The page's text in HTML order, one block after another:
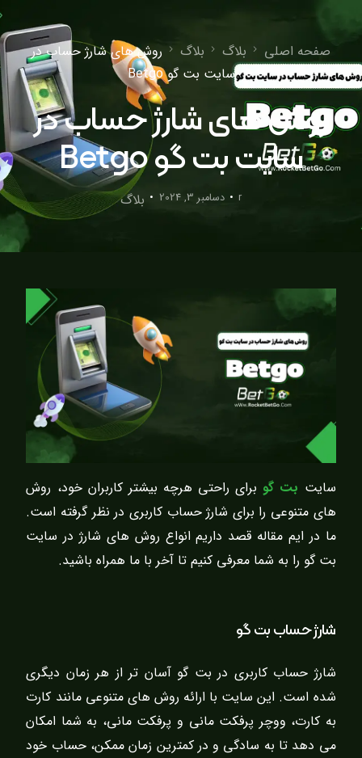
صفحه اصلی بلاگ بلاگ
روش های شارژ حساب در
سایت بت گو Betgo
روش های شارژ حساب در
سایت بت گو Betgo
r دسامبر 3, 2024 بلاگ
سایت بت گو برای راحتی هرچه بیشتر کاربران خود، روش
های متنوعی را برای شارژ حساب کاربری در نظر گرفته است.
ما در ایم مقاله قصد داریم انواع روش های شارژ در سایت
بت گو را به شما معرفی کنیم تا آخر با ما همراه باشید.
شارژ حساب بت گو
شارژ حساب کاربری در بت گو آسان تر از هر زمان دیگری
شده است. این سایت با ارائه روش های متنوعی مانند کارت
به کارت، ووچر پرفکت مانی و پرفکت مانی، به شما امکان
می دهد تا به سادگی و در کمترین زمان ممکن، حساب خود